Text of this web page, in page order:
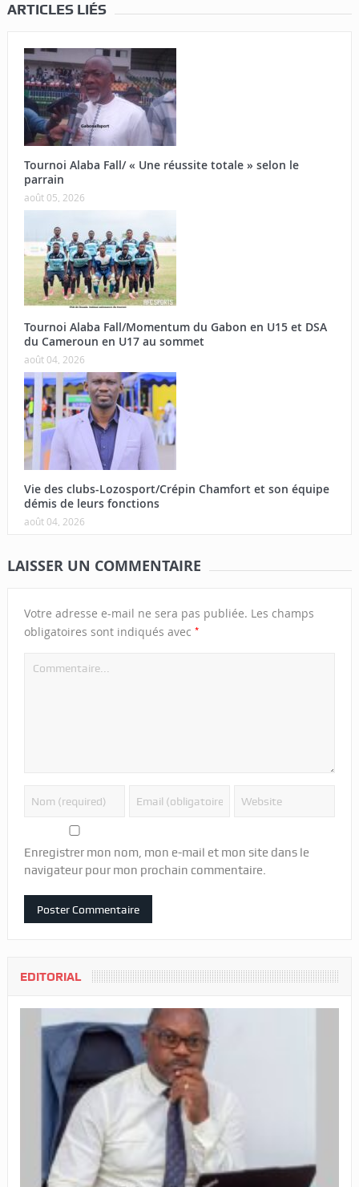
ARTICLES LIÉS
Tournoi Alaba Fall/ « Une réussite totale » selon le
parrain
août 05, 2026
Tournoi Alaba Fall/Momentum du Gabon en U15 et DSA
du Cameroun en U17 au sommet
août 04, 2026
Vie des clubs-Lozosport/Crépin Chamfort et son équipe
démis de leurs fonctions
août 04, 2026
LAISSER UN COMMENTAIRE
Votre adresse e-mail ne sera pas publiée. Les champs
obligatoires sont indiqués avec *
Enregistrer mon nom, mon e-mail et mon site dans le
navigateur pour mon prochain commentaire.
EDITORIAL